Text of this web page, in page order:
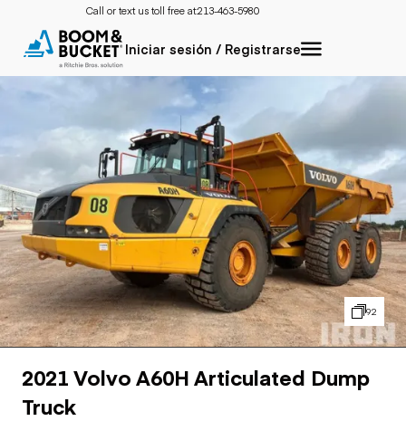
Call or text us toll free at:213-463-5980
Iniciar sesión / Registrarse
92
2021 Volvo A60H Articulated Dump
Truck